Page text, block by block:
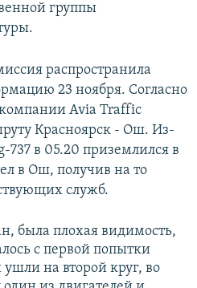
группы
распространила
23 ноября. Согласно
Avia Traffic
Красноярск - Ош. Из-
737 в 05.20 приземлился в
в Ош, получив на то
служб.
была плохая видимость,
с первой попытки
на второй круг, во